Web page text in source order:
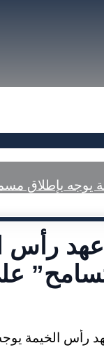
رأس